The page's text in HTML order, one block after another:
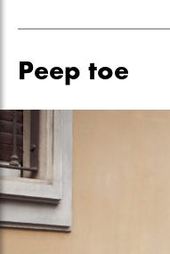
Peep toe